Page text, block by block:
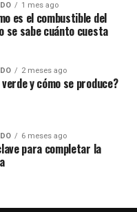
1 mes ago
es el combustible del
se sabe cuánto cuesta
2 meses ago
y cómo se produce?
6 meses ago
para completar la